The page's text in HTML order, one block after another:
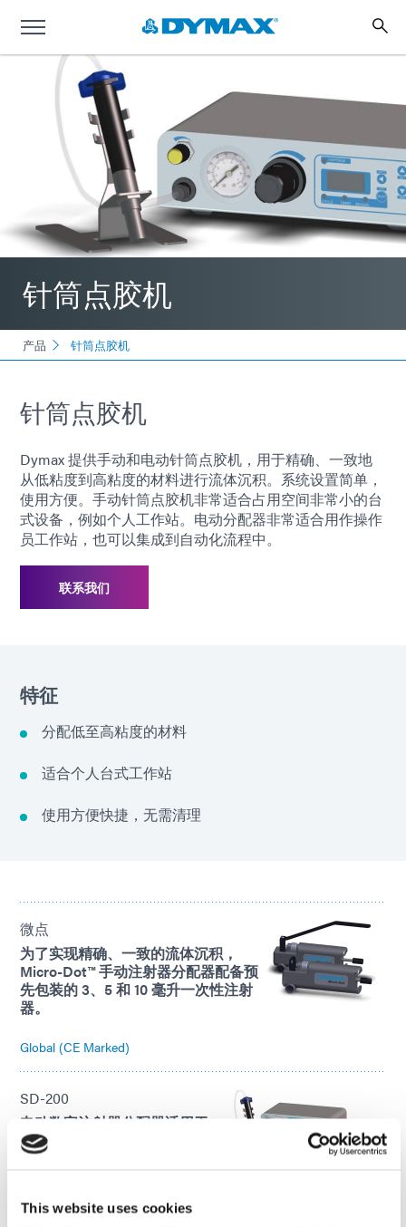
This website uses cookies
针筒点胶机
产品 针筒点胶机
针筒点胶机
Dymax 提供手动和电动针筒点胶机，用于精确、一致地
从低粘度到高粘度的材料进行流体沉积。系统设置简单，
使用方便。手动针筒点胶机非常适合占用空间非常小的台
式设备，例如个人工作站。电动分配器非常适合用作操作
员工作站，也可以集成到自动化流程中。
联系我们
特征
分配低至高粘度的材料
适合个人台式工作站
使用方便快捷，无需清理
微点
为了实现精确、一致的流体沉积，
Micro-Dot™ 手动注射器分配器配备预
先包装的 3、5 和 10 毫升一次性注射
器。
Global (CE Marked)
SD-200
电动数字注射器分配器适用于
将微点沉积物分配到大型灌封
和填充物中。
Global (CE Marked)